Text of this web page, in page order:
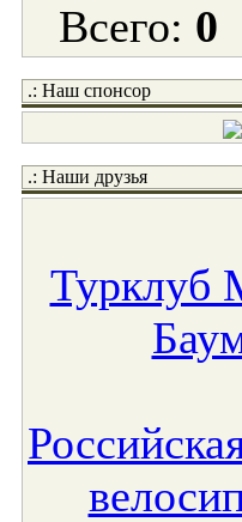
Всего: 0
.: Наш спонсор
.: Наши друзья